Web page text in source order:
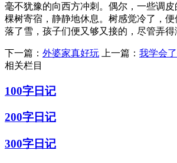
毫不犹豫的向西方冲刺。偶尔，一些调
棵树寄宿，静静地休息。树感觉冷了，便
落了雪，孩子们便又够又接的，尽管弄得
下一篇： 外婆家真好玩 上一篇： 我学会
相关栏目
100字日记
200字日记
300字日记